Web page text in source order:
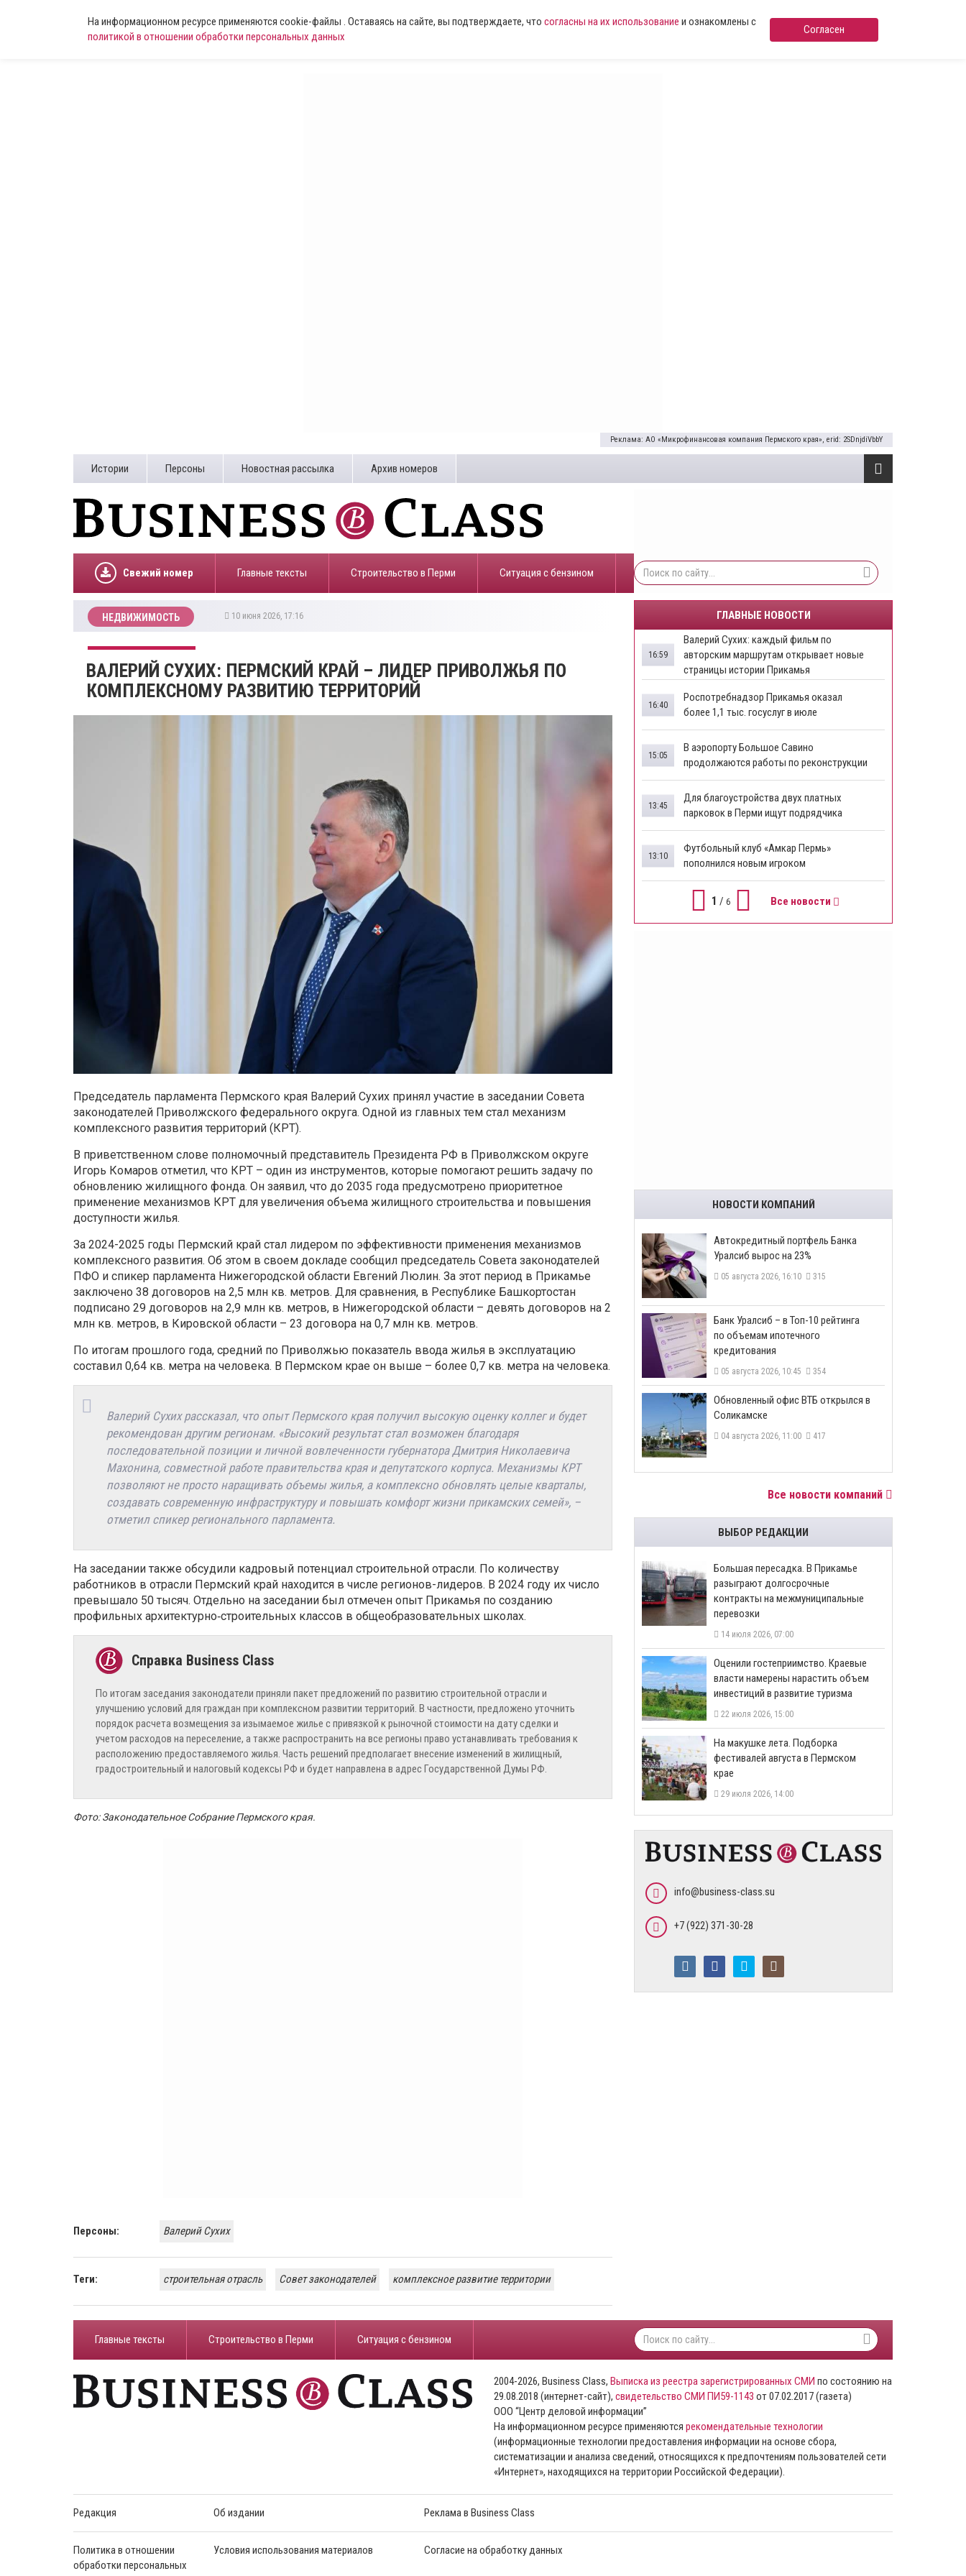
На информационном ресурсе применяются cookie-файлы . Оставаясь на сайте, вы подтверждаете, что согласны на их использование и ознакомлены с
политикой в отношении обработки персональных данных
Согласен
Реклама: АО «Микрофинансовая компания Пермского края», erid: 2SDnjdiVbbY
Истории Персоны Новостная рассылка Архив номеров
Свежий номер Главные тексты Строительство в Перми ​Ситуация с бензином
НЕДВИЖИМОСТЬ 10 июня 2026, 17:16
​ВАЛЕРИЙ СУХИХ: ПЕРМСКИЙ КРАЙ – ЛИДЕР ПРИВОЛЖЬЯ ПО
КОМПЛЕКСНОМУ РАЗВИТИЮ ТЕРРИТОРИЙ
Председатель парламента Пермского края Валерий Сухих принял участие в заседании Совета
законодателей Приволжского федерального округа. Одной из главных тем стал механизм
комплексного развития территорий (КРТ).
В приветственном слове полномочный представитель Президента РФ в Приволжском округе
Игорь Комаров отметил, что КРТ – один из инструментов, которые помогают решить задачу по
обновлению жилищного фонда. Он заявил, что до 2035 года предусмотрено приоритетное
применение механизмов КРТ для увеличения объема жилищного строительства и повышения
доступности жилья.
За 2024-2025 годы Пермский край стал лидером по эффективности применения механизмов
комплексного развития. Об этом в своем докладе сообщил председатель Совета законодателей
ПФО и спикер парламента Нижегородской области Евгений Люлин. За этот период в Прикамье
заключено 38 договоров на 2,5 млн кв. метров. Для сравнения, в Республике Башкортостан
подписано 29 договоров на 2,9 млн кв. метров, в Нижегородской области – девять договоров на 2
млн кв. метров, в Кировской области – 23 договора на 0,7 млн кв. метров.
По итогам прошлого года, средний по Приволжью показатель ввода жилья в эксплуатацию
составил 0,64 кв. метра на человека. В Пермском крае он выше – более 0,7 кв. метра на человека.
Валерий Сухих рассказал, что опыт Пермского края получил высокую оценку коллег и будет
рекомендован другим регионам. «Высокий результат стал возможен благодаря
последовательной позиции и личной вовлеченности губернатора Дмитрия Николаевича
Махонина, совместной работе правительства края и депутатского корпуса. Механизмы КРТ
позволяют не просто наращивать объемы жилья, а комплексно обновлять целые кварталы,
создавать современную инфраструктуру и повышать комфорт жизни прикамских семей», –
отметил спикер регионального парламента.
На заседании также обсудили кадровый потенциал строительной отрасли. По количеству
работников в отрасли Пермский край находится в числе регионов-лидеров. В 2024 году их число
превышало 50 тысяч. Отдельно на заседании был отмечен опыт Прикамья по созданию
профильных архитектурно‑строительных классов в общеобразовательных школах.
По итогам заседания законодатели приняли пакет предложений по развитию строительной отрасли и
улучшению условий для граждан при комплексном развитии территорий. В частности, предложено уточнить
порядок расчета возмещения за изымаемое жилье с привязкой к рыночной стоимости на дату сделки и
учетом расходов на переселение, а также распространить на все регионы право устанавливать требования к
расположению предоставляемого жилья. Часть решений предполагает внесение изменений в жилищный,
градостроительный и налоговый кодексы РФ и будет направлена в адрес Государственной Думы РФ.
Фото: Законодательное Собрание Пермского края.
Персоны: Валерий Сухих
Теги: строительная отрасль Совет законодателей комплексное развитие территории
ГЛАВНЫЕ НОВОСТИ
​Валерий Сухих: каждый фильм по
авторским маршрутам открывает новые
страницы истории Прикамья
16:59
Роспотребнадзор Прикамья оказал
более 1,1 тыс. госуслуг в июле
16:40
В аэропорту Большое Савино
продолжаются работы по реконструкции
15:05
Для благоустройства двух платных
парковок в Перми ищут подрядчика
13:45
Футбольный клуб «Амкар Пермь»
пополнился новым игроком
13:10
1 / 6 Все новости
НОВОСТИ КОМПАНИЙ
​Автокредитный портфель Банка
Уралсиб вырос на 23%
05 августа 2026, 16:10 315
​Банк Уралсиб – в Топ-10 рейтинга
по объемам ипотечного
кредитования
05 августа 2026, 10:45 354
​Обновленный офис ВТБ открылся в
Соликамске
04 августа 2026, 11:00 417
Все новости компаний
ВЫБОР РЕДАКЦИИ
Большая пересадка. В Прикамье
разыграют долгосрочные
контракты на межмуниципальные
перевозки
14 июля 2026, 07:00
Оценили гостеприимство. Краевые
власти намерены нарастить объем
инвестиций в развитие туризма
22 июля 2026, 15:00
На макушке лета. Подборка
фестивалей августа в Пермском
крае
29 июля 2026, 14:00
info@business-class.su
+7 (922) 371-30-28
Главные тексты Строительство в Перми ​Ситуация с бензином
2004-2026, Business Class, Выписка из реестра зарегистрированных СМИ по состоянию на
29.08.2018 (интернет-сайт), свидетельство СМИ ПИ59-1143 от 07.02.2017 (газета)
ООО “Центр деловой информации”
На информационном ресурсе применяются рекомендательные технологии
(информационные технологии предоставления информации на основе сбора,
систематизации и анализа сведений, относящихся к предпочтениям пользователей сети
«Интернет», находящихся на территории Российской Федерации).
Редакция Об издании Реклама в Business Class
Политика в отношении
обработки персональных
Условия использования материалов Согласие на обработку данных